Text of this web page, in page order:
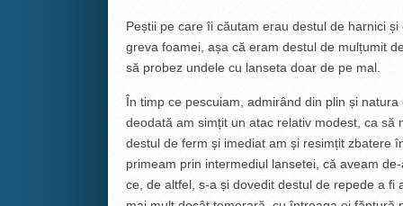
Peștii pe care îi căutam erau destul de harnici
greva foamei, așa că eram destul de mulțumit
să probez undele cu lanseta doar de pe mal.
În timp ce pescuiam, admirând din plin și
deodată am simțit un atac relativ modest, ca
destul de ferm și imediat am și resimțit zbatere
primeam prin intermediul lansetei, că aveam
ce, de altfel, s-a și dovedit destul de repede a